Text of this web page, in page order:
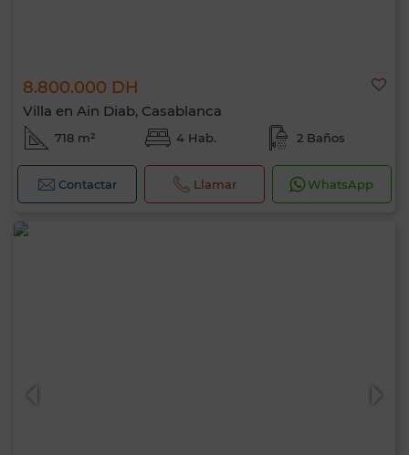
8.800.000 DH
Villa en Ain Diab, Casablanca
718 m² 4 Hab. 2 Baños
Contactar Llamar WhatsApp